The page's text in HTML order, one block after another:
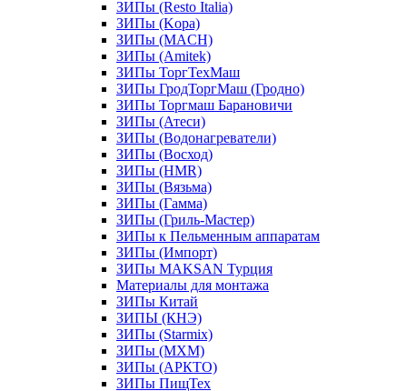
ЗИПы (Resto Italia)
ЗИПы (Kopa)
ЗИПы (MACH)
ЗИПы (Amitek)
ЗИПы ТоргТехМаш
ЗИПы ГродТоргМаш (Гродно)
ЗИПы Торгмаш Барановичи
ЗИПы (Атеси)
ЗИПы (Водонагреватели)
ЗИПы (Восход)
ЗИПы (HMR)
ЗИПы (Вязьма)
ЗИПы (Гамма)
ЗИПы (Гриль-Мастер)
ЗИПы к Пельменным аппаратам
ЗИПы (Импорт)
ЗИПы MAKSAN Турция
Материалы для монтажа
ЗИПы Китай
ЗИПЫ (КНЭ)
ЗИПы (Starmix)
ЗИПы (МХМ)
ЗИПы (АРКТО)
ЗИПы ПищТех